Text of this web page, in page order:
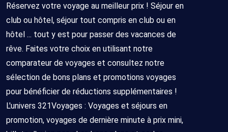
Réservez votre voyage au meilleur prix ! Séjour en
club ou hôtel, séjour tout compris en club ou en
hôtel ... tout y est pour passer des vacances de
rêve. Faites votre choix en utilisant notre
comparateur de voyages et consultez notre
sélection de bons plans et promotions voyages
pour bénéficier de réductions supplémentaires !
L'univers 321Voyages : Voyages et séjours en
promotion, voyages de dernière minute à prix mini,